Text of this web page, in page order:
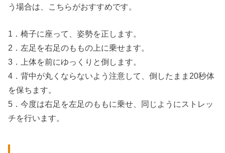
う場合は、こちらがおすすめです。
1．椅子に座って、姿勢を正します。
2．左足を右足のももの上に乗せます。
3．上体を前にゆっくりと倒します。
4．背中が丸くならないよう注意して、倒したまま20秒体
を保ちます。
5．今度は右足を左足のももに乗せ、同じようにストレッ
チを行います。